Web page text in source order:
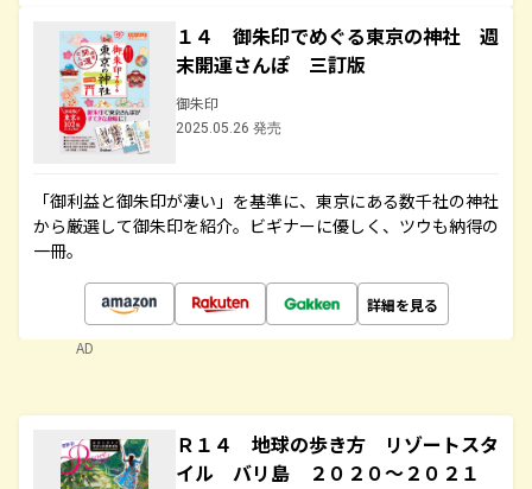
１４ 御朱印でめぐる東京の神社 週
末開運さんぽ 三訂版
御朱印
2025.05.26 発売
「御利益と御朱印が凄い」を基準に、東京にある数千社の神社
から厳選して御朱印を紹介。ビギナーに優しく、ツウも納得の
一冊。
詳細を見る
AD
Ｒ１４ 地球の歩き方 リゾートスタ
イル バリ島 ２０２０～２０２１